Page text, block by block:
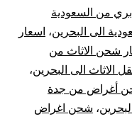
جدة
الي
البحرين
من السعودية
الى البحرين، اسعار
شحن الاثاث من
الاثاث الى البحرين،
أغراض من جدة
، شحن اغراض